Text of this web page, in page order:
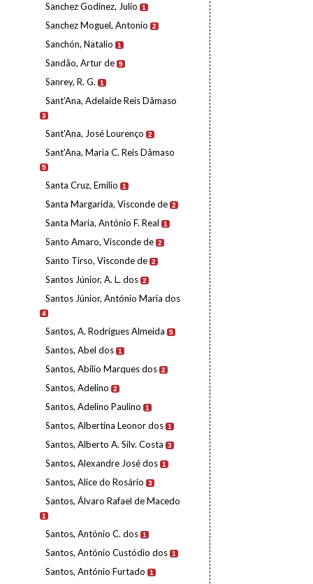
Sanchez Godinez, Julio 1
Sanchez Moguel, Antonio 2
Sanchón, Natalio 1
Sandão, Artur de 9
Sanrey, R. G. 1
Sant'Ana, Adelaide Reis Dâmaso
3
Sant'Ana, José Lourenço 2
Sant'Ana, Maria C. Reis Dâmaso
5
Santa Cruz, Emilio 1
Santa Margarida, Visconde de 2
Santa Maria, António F. Real 1
Santo Amaro, Visconde de 2
Santo Tirso, Visconde de 2
Santos Júnior, A. L. dos 2
Santos Júnior, António Maria dos
4
Santos, A. Rodrigues Almeida 5
Santos, Abel dos 1
Santos, Abílio Marques dos 2
Santos, Adelino 2
Santos, Adelino Paulino 1
Santos, Albertina Leonor dos 1
Santos, Alberto A. Silv. Costa 3
Santos, Alexandre José dos 1
Santos, Alice do Rosário 3
Santos, Álvaro Rafael de Macedo
1
Santos, António C. dos 1
Santos, António Custódio dos 1
Santos, António Furtado 1